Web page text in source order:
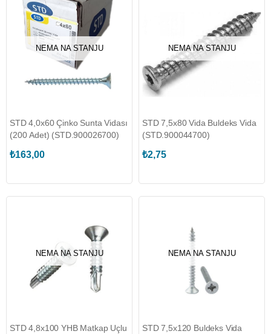
NEMA NA STANJU
STD 4,0x60 Çinko Sunta Vidası
(200 Adet) (STD.900026700)
₺163,00
NEMA NA STANJU
STD 7,5x80 Vida Buldeks Vida
(STD.900044700)
₺2,75
NEMA NA STANJU
STD 4,8x100 YHB Matkap Uçlu
NEMA NA STANJU
STD 7,5x120 Buldeks Vida